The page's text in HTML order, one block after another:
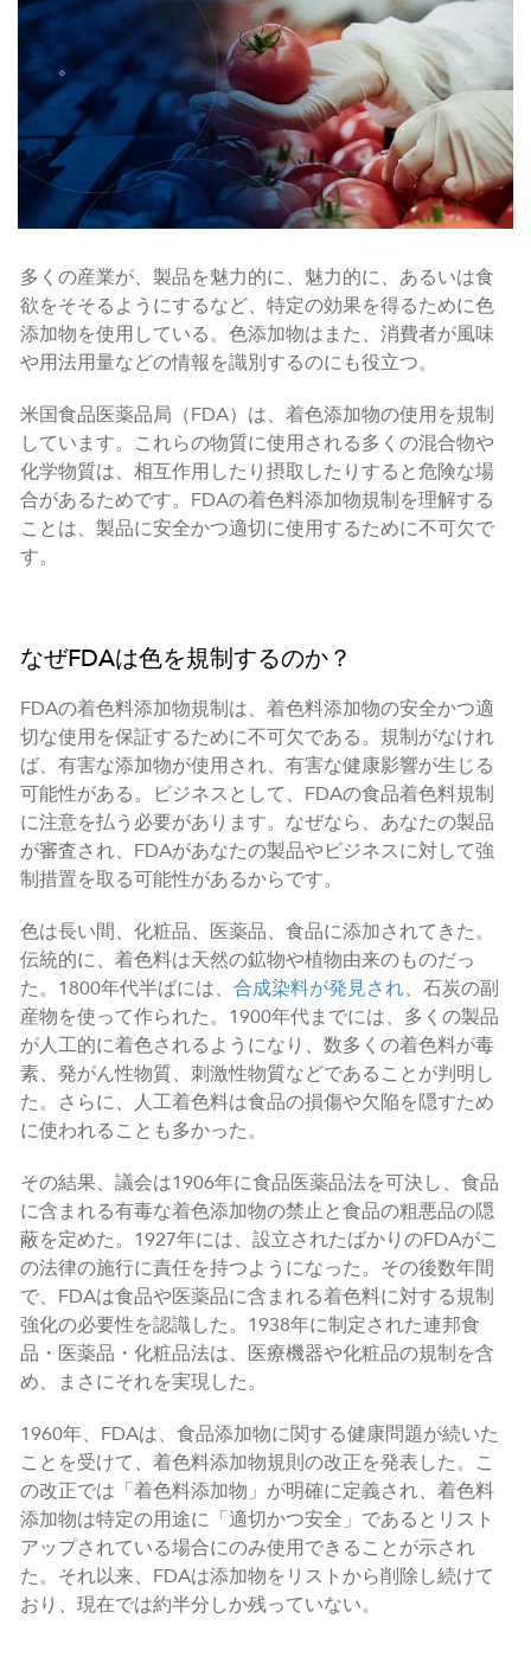
多くの産業が、製品を魅力的に、魅力的に、あるいは食
欲をそそるようにするなど、特定の効果を得るために色
添加物を使用している。色添加物はまた、消費者が風味
や用法用量などの情報を識別するのにも役立つ。
米国食品医薬品局（FDA）は、着色添加物の使用を規制
しています。これらの物質に使用される多くの混合物や
化学物質は、相互作用したり摂取したりすると危険な場
合があるためです。FDAの着色料添加物規制を理解する
ことは、製品に安全かつ適切に使用するために不可欠で
す。
なぜFDAは色を規制するのか？
FDAの着色料添加物規制は、着色料添加物の安全かつ適
切な使用を保証するために不可欠である。規制がなけれ
ば、有害な添加物が使用され、有害な健康影響が生じる
可能性がある。ビジネスとして、FDAの食品着色料規制
に注意を払う必要があります。なぜなら、あなたの製品
が審査され、FDAがあなたの製品やビジネスに対して強
制措置を取る可能性があるからです。
色は長い間、化粧品、医薬品、食品に添加されてきた。
伝統的に、着色料は天然の鉱物や植物由来のものだっ
た。1800年代半ばには、 合成染料が発見され、石炭の副
産物を使って作られた。1900年代までには、多くの製品
が人工的に着色されるようになり、数多くの着色料が毒
素、発がん性物質、刺激性物質などであることが判明し
た。さらに、人工着色料は食品の損傷や欠陥を隠すため
に使われることも多かった。
その結果、議会は1906年に食品医薬品法を可決し、食品
に含まれる有毒な着色添加物の禁止と食品の粗悪品の隠
蔽を定めた。1927年には、設立されたばかりのFDAがこ
の法律の施行に責任を持つようになった。その後数年間
で、FDAは食品や医薬品に含まれる着色料に対する規制
強化の必要性を認識した。1938年に制定された連邦食
品・医薬品・化粧品法は、医療機器や化粧品の規制を含
め、まさにそれを実現した。
1960年、FDAは、食品添加物に関する健康問題が続いた
ことを受けて、着色料添加物規則の改正を発表した。こ
の改正では「着色料添加物」が明確に定義され、着色料
添加物は特定の用途に「適切かつ安全」であるとリスト
アップされている場合にのみ使用できることが示され
た。それ以来、FDAは添加物をリストから削除し続けて
おり、現在では約半分しか残っていない。